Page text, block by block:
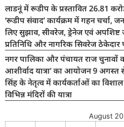
लाडनूं में रूडीप के प्रस्तावित 26.81
‘रूडीप संवाद’ कार्यक्रम में गहन चर्चा,
लिए सुझाव, सीवरेज, ड्रेनेज एवं
प्रतिनिधि और नागरिक सिवरेज
नगर पालिका और पंचायत राज चुनावों
आशीर्वाद यात्रा’ का आयोजन 9
सिंह के नेतृत्व में कार्यकर्ताओं का
विभिन्न मंदिरों की यात्रा
August